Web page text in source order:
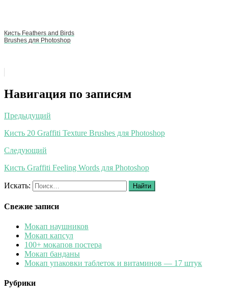
Кисть Feathers and Birds
Brushes для Photoshop
Навигация по записям
Предыдущий
Кисть 20 Graffiti Texture Brushes для Photoshop
Следующий
Кисть Graffiti Feeling Words для Photoshop
Искать: Найти
Свежие записи
Мокап наушников
Мокап капсул
100+ мокапов постера
Мокап банданы
Мокап упаковки таблеток и витаминов — 17 штук
Рубрики